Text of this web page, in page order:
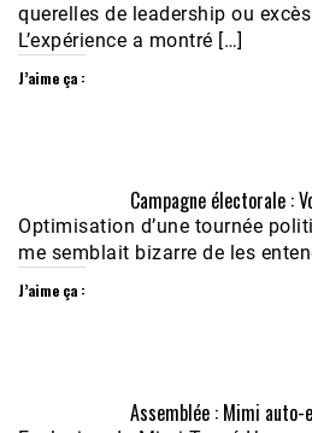
querelles de leadership ou
L’expérience a montré […]
J’aime ça :
Campagne électorale :
Optimisation d’une tournée
me semblait bizarre de les
J’aime ça :
Assemblée : Mimi auto-